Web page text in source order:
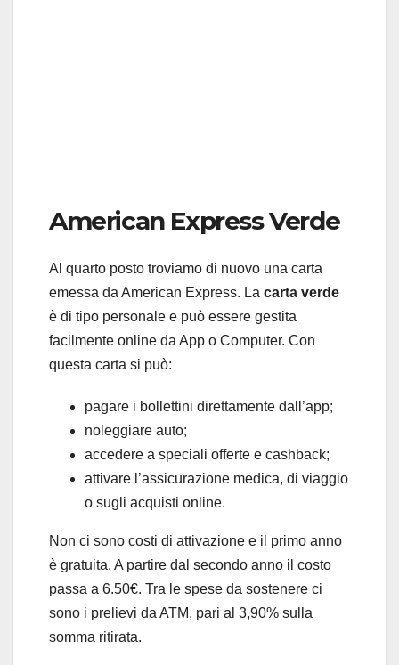
American Express Verde
Al quarto posto troviamo di nuovo una carta
emessa da American Express. La carta verde
è di tipo personale e può essere gestita
facilmente online da App o Computer. Con
questa carta si può:
pagare i bollettini direttamente dall’app;
noleggiare auto;
accedere a speciali offerte e cashback;
attivare l’assicurazione medica, di viaggio
o sugli acquisti online.
Non ci sono costi di attivazione e il primo anno
è gratuita. A partire dal secondo anno il costo
passa a 6.50€. Tra le spese da sostenere ci
sono i prelievi da ATM, pari al 3,90% sulla
somma ritirata.